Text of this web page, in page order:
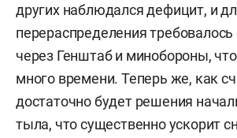
других наблюдался дефицит, и
перераспределения требовалось
через Генштаб и минобороны,
много времени. Теперь же, как
достаточно будет решения
тыла, что существенно ускорит